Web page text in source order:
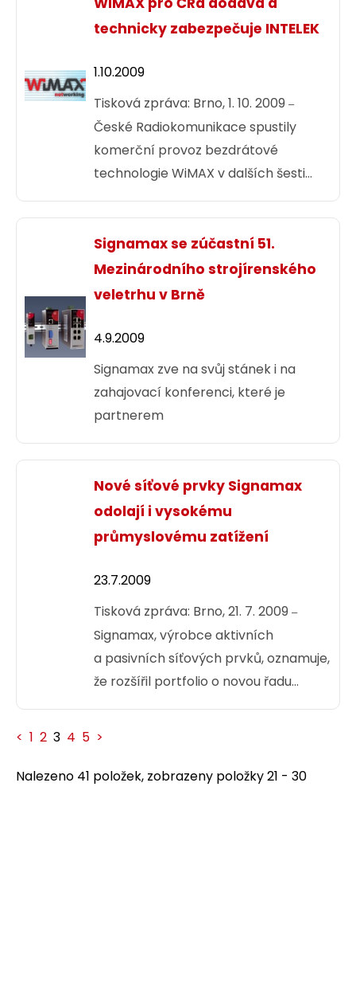
důležité informace, jako jsou
novinky či přehled autorizovaných
prodejců v ČR.
technicky zabezpečuje INTELEK
1.10.2009
Tisková zpráva: Brno, 1. 10. 2009–
České Radiokomunikace spustily
komerční provoz bezdrátové
technologie WiMAX v dalších šesti
lokalitách. Vysokorychlostní připojení
k internetu je nyní nově dostupné
také ve Zlíně, Ústí nad Labem,
Karlových Varech a Uherském
Hradišti. Současně došlo k rozšíření
WiMAX společnosti Alvarion, kterou si
dodává distributor pro ČR –
společnost INTELEK.
Signamax se zúčastní 51.
Mezinárodního strojírenského
veletrhu v Brně
4.9.2009
Signamax zve na svůj stánek i na
zahajovací konferenci, které je
partnerem
Nové síťové prvky Signamax
odolají i vysokému
průmyslovému zatížení
23.7.2009
Tisková zpráva: Brno, 21. 7. 2009–
Signamax, výrobce aktivních
a pasivních síťových prvků, oznamuje,
že rozšířil portfolio o novou řadu
síťových produktů, které jsou určeny
Průmyslovým IT sítím zaručují nově
< 1 2 3 4 5 >
Nalezeno 41 položek, zobrazeny položky 21 - 30